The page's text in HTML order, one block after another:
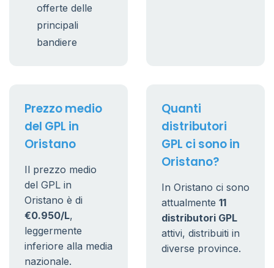
offerte delle
principali
bandiere
Prezzo medio
del GPL in
Oristano
Il prezzo medio
del GPL in
Oristano è di
€0.950/L,
leggermente
inferiore alla media
nazionale.
Quanti
distributori
GPL ci sono in
Oristano?
In Oristano ci sono
attualmente 11
distributori GPL
attivi, distribuiti in
diverse province.